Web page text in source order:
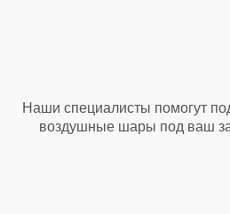
Наши специалисты помогут
воздушные шары под ваш